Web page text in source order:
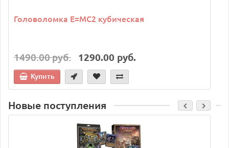
Головоломка E=MC2 кубическая
1490.00 руб. 1290.00 руб.
Купить
Новые поступления